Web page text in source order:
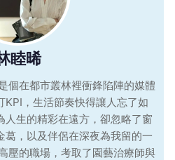
睦晞
個在都市叢林裡衝鋒陷陣的媒體
KPI，生活節奏快得讓人忘了如
人生的精彩在遠方，卻忽略了窗
葛，以及伴侶在深夜為我留的一
壓的職場，考取了園藝治療師與